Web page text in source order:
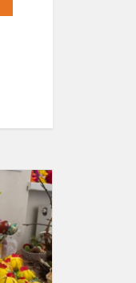
Spalvinga
Velykų
paroda